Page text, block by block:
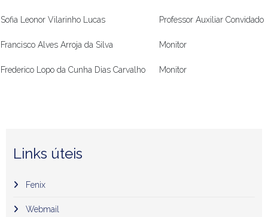
Sofia Leonor Vilarinho Lucas Professor Auxiliar Convidado
Francisco Alves Arroja da Silva Monitor
Frederico Lopo da Cunha Dias Carvalho Monitor
Links úteis
Fenix
Webmail